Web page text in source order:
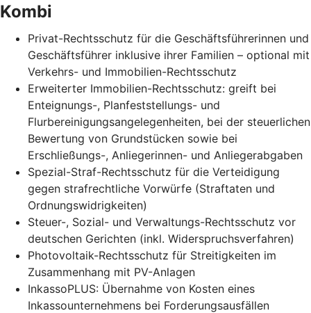
Kombi
Privat-Rechtsschutz für die Geschäftsführerinnen und
Geschäftsführer inklusive ihrer Familien – optional mit
Verkehrs- und Immobilien-Rechtsschutz
Erweiterter Immobilien-Rechtsschutz: greift bei
Enteignungs-, Planfeststellungs- und
Flurbereinigungsangelegenheiten, bei der steuerlichen
Bewertung von Grundstücken sowie bei
Erschließungs-, Anliegerinnen- und Anliegerabgaben
Spezial-Straf-Rechtsschutz für die Verteidigung
gegen strafrechtliche Vorwürfe (Straftaten und
Ordnungswidrigkeiten)
Steuer-, Sozial- und Verwaltungs-Rechtsschutz vor
deutschen Gerichten (inkl. Widerspruchsverfahren)
Photovoltaik-Rechtsschutz für Streitigkeiten im
Zusammenhang mit PV-Anlagen
InkassoPLUS: Übernahme von Kosten eines
Inkassounternehmens bei Forderungsausfällen